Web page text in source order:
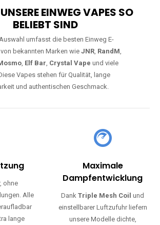
EINWEG VAPES SO
BELIEBT SIND
umfasst die besten Einweg E-
bekannten Marken wie JNR, RandM,
, Elf Bar, Crystal Vape und viele
Vapes stehen für Qualität, lange
und authentischen Geschmack.
ohne
Alle
lange
Maximale
Dampfentwicklung
DankTriple Mesh Coil und
einstellbarer Luftzufuhr liefern
unsere Modelle dichte,